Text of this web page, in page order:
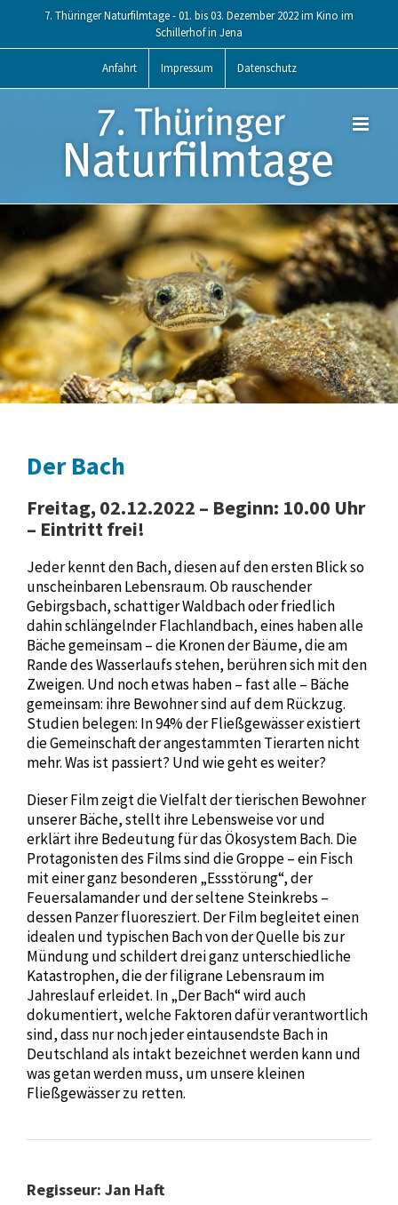
content
7. Thüringer Naturfilmtage - 01. bis 03. Dezember 2022 im Kino im
Schillerhof in Jena
Anfahrt Impressum Datenschutz
Der Bach
Freitag, 02.12.2022 – Beginn: 10.00 Uhr
– Eintritt frei!
Jeder kennt den Bach, diesen auf den ersten Blick so
unscheinbaren Lebensraum. Ob rauschender
Gebirgsbach, schattiger Waldbach oder friedlich
dahin schlängelnder Flachlandbach, eines haben alle
Bäche gemeinsam – die Kronen der Bäume, die am
Rande des Wasserlaufs stehen, berühren sich mit den
Zweigen. Und noch etwas haben – fast alle – Bäche
gemeinsam: ihre Bewohner sind auf dem Rückzug.
Studien belegen: In 94% der Fließgewässer existiert
die Gemeinschaft der angestammten Tierarten nicht
mehr. Was ist passiert? Und wie geht es weiter?
Dieser Film zeigt die Vielfalt der tierischen Bewohner
unserer Bäche, stellt ihre Lebensweise vor und
erklärt ihre Bedeutung für das Ökosystem Bach. Die
Protagonisten des Films sind die Groppe – ein Fisch
mit einer ganz besonderen „Essstörung“, der
Feuersalamander und der seltene Steinkrebs –
dessen Panzer fluoresziert. Der Film begleitet einen
idealen und typischen Bach von der Quelle bis zur
Mündung und schildert drei ganz unterschiedliche
Katastrophen, die der filigrane Lebensraum im
Jahreslauf erleidet. In „Der Bach“ wird auch
dokumentiert, welche Faktoren dafür verantwortlich
sind, dass nur noch jeder eintausendste Bach in
Deutschland als intakt bezeichnet werden kann und
was getan werden muss, um unsere kleinen
Fließgewässer zu retten.
Regisseur: Jan Haft